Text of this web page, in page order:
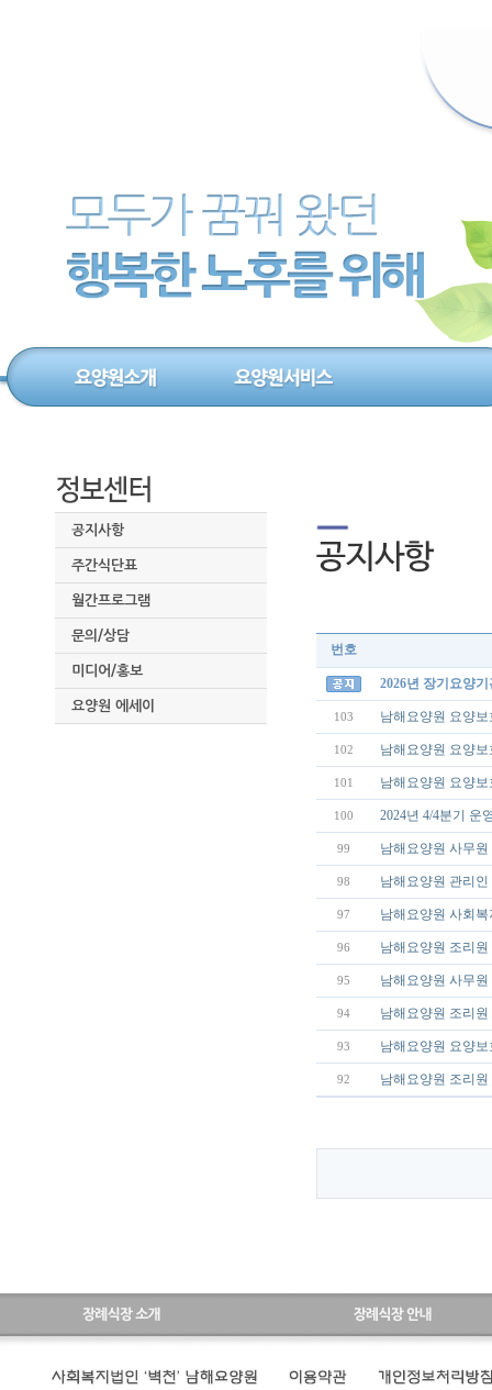
공지사항
주간식단표
월간프로그램
문의/상담
미디어/홍보
요양원 에세이
번호
2026년 장기요양
103 남해요양원 요양
102 남해요양원 요양
101 남해요양원 요양
100 2024년 4/4분기 운
99 남해요양원 사무
98 남해요양원 관리
97 남해요양원 사회
96 남해요양원 조리
95 남해요양원 사무
94 남해요양원 조리
93 남해요양원 요양
92 남해요양원 조리원